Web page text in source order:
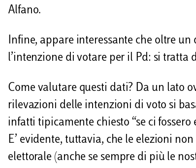
Alfano.
Infine, appare interessante che oltre
l’intenzione di votare per il Pd: si tratta
Come valutare questi dati? Da un lato
rilevazioni delle intenzioni di voto si
infatti tipicamente chiesto “se ci
E’ evidente, tuttavia, che le elezioni
elettorale (anche se sempre di più le